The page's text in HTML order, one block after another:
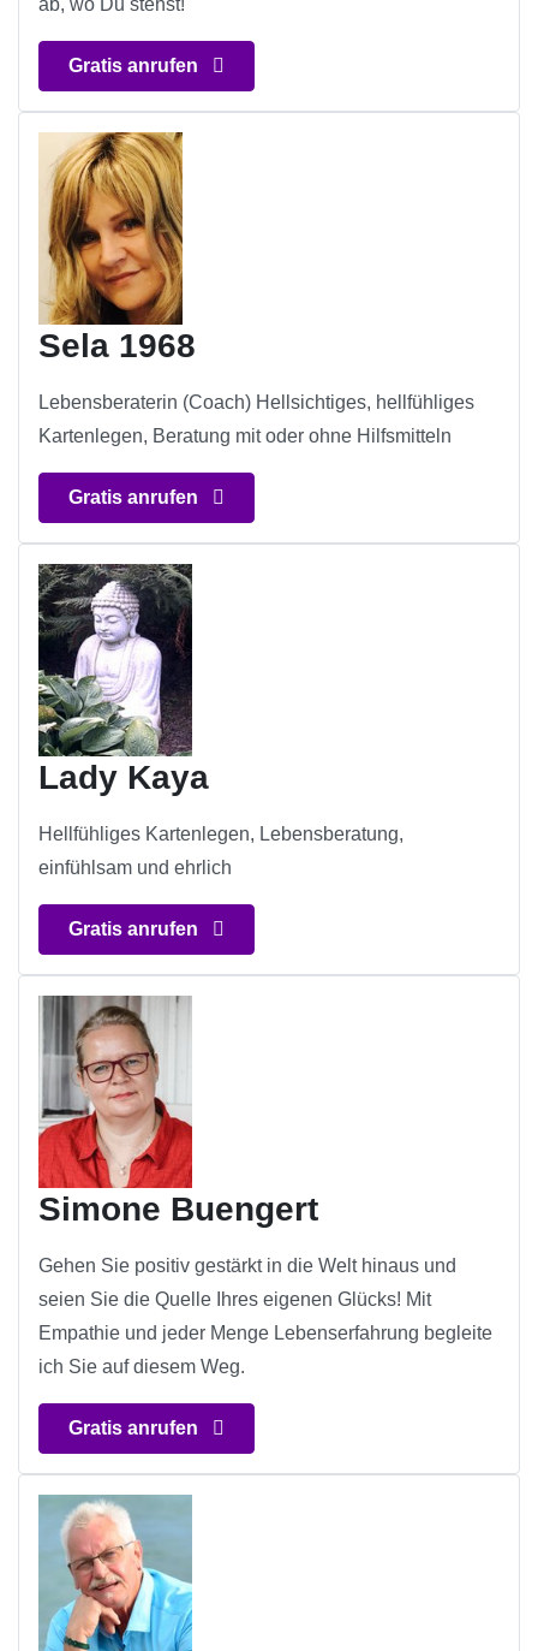
ab, wo Du stehst!
Gratis anrufen
Sela 1968
Lebensberaterin (Coach) Hellsichtiges, hellfühliges
Kartenlegen, Beratung mit oder ohne Hilfsmitteln
Gratis anrufen
Lady Kaya
Hellfühliges Kartenlegen, Lebensberatung,
einfühlsam und ehrlich
Gratis anrufen
Simone Buengert
Gehen Sie positiv gestärkt in die Welt hinaus und
seien Sie die Quelle Ihres eigenen Glücks! Mit
Empathie und jeder Menge Lebenserfahrung begleite
ich Sie auf diesem Weg.
Gratis anrufen